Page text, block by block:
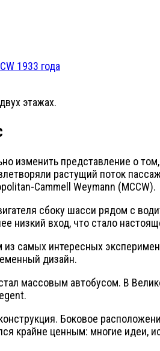
1933 года
этажах.
изменить представление о
растущий поток
Cammell Weymann (MCCW).
сбоку шасси рядом с
низкий вход, что стало
из самых интересных
дизайн.
массовым автобусом. В
Боковое
крайне ценным: многие идеи,